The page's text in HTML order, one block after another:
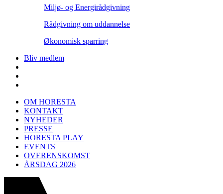
Miljø- og Energirådgivning
Rådgivning om uddannelse
Økonomisk sparring
Bliv medlem
OM HORESTA
KONTAKT
NYHEDER
PRESSE
HORESTA PLAY
EVENTS
OVERENSKOMST
ÅRSDAG 2026